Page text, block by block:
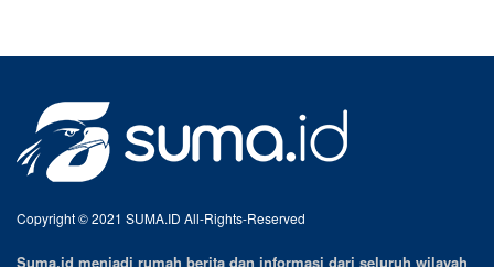
Copyright © 2021 SUMA.ID All-Rights-Reserved
Suma.id menjadi rumah berita dan informasi dari seluruh wilayah